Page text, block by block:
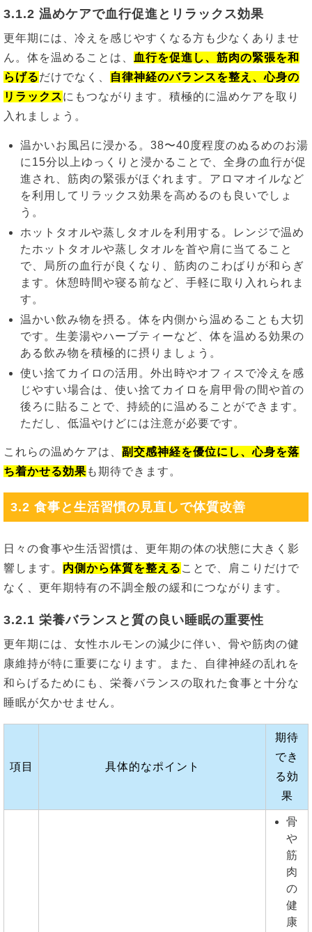
3.1.2 温めケアで血行促進とリラックス効果
更年期には、冷えを感じやすくなる方も少なくありませ
ん。体を温めることは、
血行を促進し、筋肉の緊張を和
らげるだけでなく、
自律神経のバランスを整え、心身の
リラックスにもつながります。積極的に温めケアを取り
入れましょう。
温かいお風呂に浸かる。38〜40度程度のぬるめのお湯
に15分以上ゆっくりと浸かることで、全身の血行が促
進され、筋肉の緊張がほぐれます。アロマオイルなど
を利用してリラックス効果を高めるのも良いでしょ
う。
ホットタオルや蒸しタオルを利用する。レンジで温め
たホットタオルや蒸しタオルを首や肩に当てること
で、局所の血行が良くなり、筋肉のこわばりが和らぎ
ます。休憩時間や寝る前など、手軽に取り入れられま
す。
温かい飲み物を摂る。体を内側から温めることも大切
です。生姜湯やハーブティーなど、体を温める効果の
ある飲み物を積極的に摂りましょう。
使い捨てカイロの活用。外出時やオフィスで冷えを感
じやすい場合は、使い捨てカイロを肩甲骨の間や首の
後ろに貼ることで、持続的に温めることができます。
ただし、低温やけどには注意が必要です。
これらの温めケアは、 副交感神経を優位にし、心身を落
ち着かせる効果 も期待できます。
3.2 食事と生活習慣の見直しで体質改善
日々の食事や生活習慣は、更年期の体の状態に大きく影
響します。 内側から体質を整える ことで、肩こりだけで
なく、更年期特有の不調全般の緩和につながります。
3.2.1 栄養バランスと質の良い睡眠の重要性
更年期には、女性ホルモンの減少に伴い、骨や筋肉の健
康維持が特に重要になります。また、自律神経の乱れを
和らげるためにも、栄養バランスの取れた食事と十分な
睡眠が欠かせません。
項目 具体的なポイント
期待
でき
る効
果
骨
や
筋
肉
の
健
康